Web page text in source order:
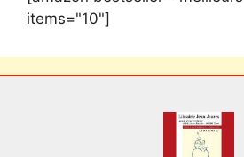
items="10"]